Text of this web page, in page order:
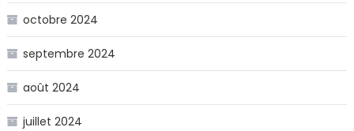
octobre 2024
septembre 2024
août 2024
juillet 2024